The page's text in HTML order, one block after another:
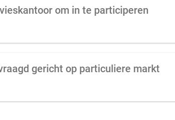
om in te participeren
gericht op particuliere markt